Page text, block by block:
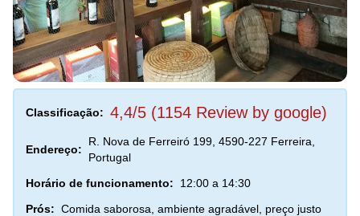
Classificação: 4,4/5 (1154 Review by google)
Endereço:
R. Nova de Ferreiró 199, 4590-227 Ferreira,
Portugal
Horário de funcionamento:
12:00 a 14:30
Prós: Comida saborosa, ambiente agradável, preço justo